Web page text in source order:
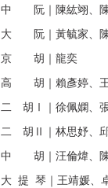
中 阮｜陳紘翊、陳
大 阮｜黃毓家、陳
京 胡｜龍奕
高 胡｜賴彥婷、王
二 胡Ⅰ｜徐佩嫻、張
二 胡Ⅱ｜林思妤、邱
中 胡｜汪倫煒、陳
大 提 琴｜王靖媛、